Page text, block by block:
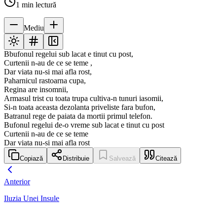
1 min lectură
Mediu
Bbufonul regelui sub lacat e tinut cu post,
Curtenii n-au de ce se teme ,
Dar viata nu-si mai afla rost,
Paharnicul rastoarna cupa,
Regina are insomnii,
Armasul trist cu toata trupa cultiva-n tunuri iasomii,
Si-n toata aceasta dezolanta priveliste fara bufon,
Batranul rege de paiata da mortii primul telefon.
Bufonul regelui de-o vreme sub lacat e tinut cu post
Curtenii n-au de ce se teme
Dar viata nu-si mai afla rost
Copiază Distribuie Salvează Citează
Anterior
Iluzia Unei Insule